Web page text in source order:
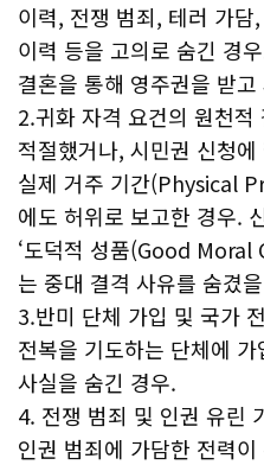
이력, 전쟁 범죄, 테러 가
이력 등을 고의로 숨긴 경
결혼을 통해 영주권을 받
2.귀화 자격 요건의 원천
적절했거나, 시민권 신청에
실제 거주 기간(Physical
에도 허위로 보고한 경우.
‘도덕적 성품(Good Moral
는 중대 결격 사유를 숨겼
3.반미 단체 가입 및 국가
전복을 기도하는 단체에 가
사실을 숨긴 경우.
4. 전쟁 범죄 및 인권 유린
인권 범죄에 가담한 전력이